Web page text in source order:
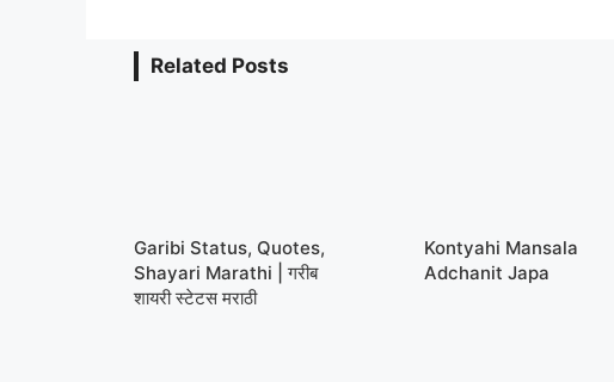
Related Posts
Garibi Status, Quotes,
Shayari Marathi | गरीब
शायरी स्टेटस मराठी
Kontyahi Mansala
Adchanit Japa